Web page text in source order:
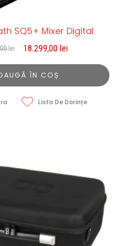
SQ5+ Mixer Digital
lei
Prețul
a
18.990,00 lei.
18.299,00 lei
18.299,00 lei.
ÎN COȘ
Lista De Dorințe